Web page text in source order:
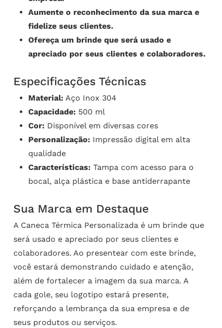
Aumente o reconhecimento da sua marca e
fidelize seus clientes.
Ofereça um brinde que será usado e
apreciado por seus clientes e colaboradores.
Especificações Técnicas
Material: Aço Inox 304
Capacidade: 500 ml
Cor: Disponível em diversas cores
Personalização: Impressão digital em alta
qualidade
Características: Tampa com acesso para o
bocal, alça plástica e base antiderrapante
Sua Marca em Destaque
A Caneca Térmica Personalizada é um brinde que
será usado e apreciado por seus clientes e
colaboradores. Ao presentear com este brinde,
você estará demonstrando cuidado e atenção,
além de fortalecer a imagem da sua marca. A
cada gole, seu logotipo estará presente,
reforçando a lembrança da sua empresa e de
seus produtos ou serviços.